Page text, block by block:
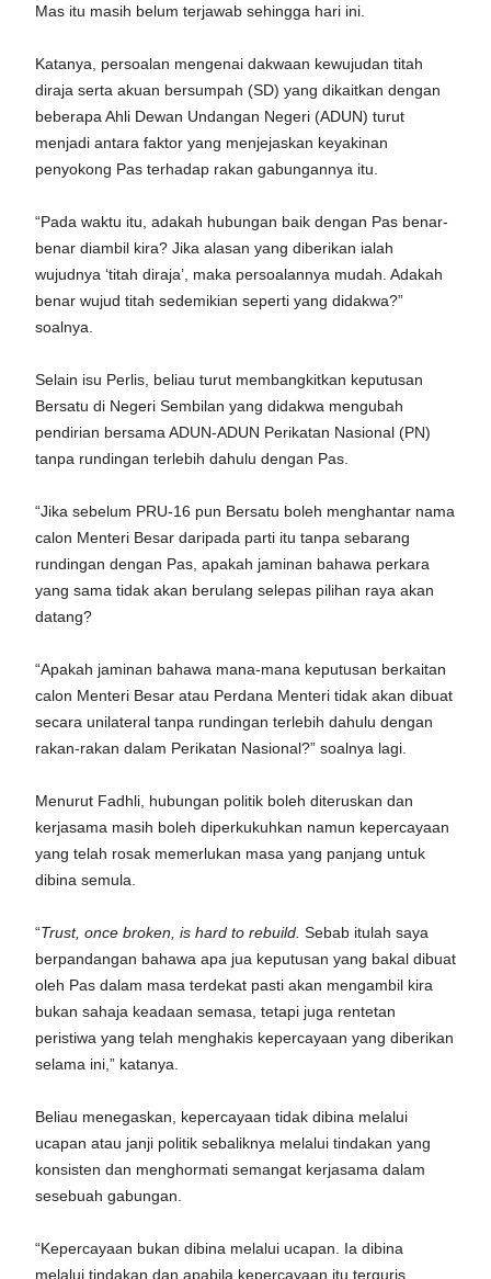
Mas itu masih belum terjawab sehingga hari ini.
Katanya, persoalan mengenai dakwaan kewujudan titah
diraja serta akuan bersumpah (SD) yang dikaitkan dengan
beberapa Ahli Dewan Undangan Negeri (ADUN) turut
menjadi antara faktor yang menjejaskan keyakinan
penyokong Pas terhadap rakan gabungannya itu.
“Pada waktu itu, adakah hubungan baik dengan Pas benar-
benar diambil kira? Jika alasan yang diberikan ialah
wujudnya ‘titah diraja’, maka persoalannya mudah. Adakah
benar wujud titah sedemikian seperti yang didakwa?”
soalnya.
Selain isu Perlis, beliau turut membangkitkan keputusan
Bersatu di Negeri Sembilan yang didakwa mengubah
pendirian bersama ADUN-ADUN Perikatan Nasional (PN)
tanpa rundingan terlebih dahulu dengan Pas.
“Jika sebelum PRU-16 pun Bersatu boleh menghantar nama
calon Menteri Besar daripada parti itu tanpa sebarang
rundingan dengan Pas, apakah jaminan bahawa perkara
yang sama tidak akan berulang selepas pilihan raya akan
datang?
“Apakah jaminan bahawa mana-mana keputusan berkaitan
calon Menteri Besar atau Perdana Menteri tidak akan dibuat
secara unilateral tanpa rundingan terlebih dahulu dengan
rakan-rakan dalam Perikatan Nasional?” soalnya lagi.
Menurut Fadhli, hubungan politik boleh diteruskan dan
kerjasama masih boleh diperkukuhkan namun kepercayaan
yang telah rosak memerlukan masa yang panjang untuk
dibina semula.
“Trust, once broken, is hard to rebuild. Sebab itulah saya
berpandangan bahawa apa jua keputusan yang bakal dibuat
oleh Pas dalam masa terdekat pasti akan mengambil kira
bukan sahaja keadaan semasa, tetapi juga rentetan
peristiwa yang telah menghakis kepercayaan yang diberikan
selama ini,” katanya.
Beliau menegaskan, kepercayaan tidak dibina melalui
ucapan atau janji politik sebaliknya melalui tindakan yang
konsisten dan menghormati semangat kerjasama dalam
sesebuah gabungan.
“Kepercayaan bukan dibina melalui ucapan. Ia dibina
melalui tindakan dan apabila kepercayaan itu terguris,